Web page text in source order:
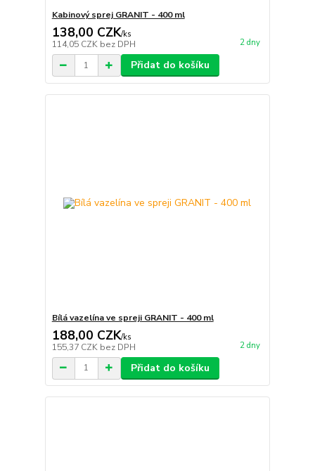
Kabinový sprej GRANIT - 400 ml
138,00 CZK/ks
114,05 CZK bez DPH 2 dny
Přidat do košíku
Bílá vazelína ve spreji GRANIT - 400 ml
188,00 CZK/ks
155,37 CZK bez DPH 2 dny
Přidat do košíku